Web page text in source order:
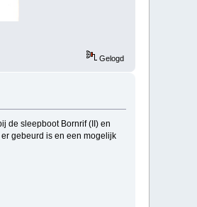
Gelogd
de sleepboot Bornrif (II) en
gebeurd is en een mogelijk